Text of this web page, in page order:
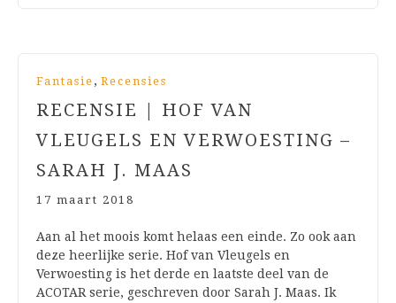
Fantasie , Recensies
RECENSIE | HOF VAN
VLEUGELS EN VERWOESTING –
SARAH J. MAAS
17 maart 2018
Aan al het moois komt helaas een einde. Zo ook aan
deze heerlijke serie. Hof van Vleugels en
Verwoesting is het derde en laatste deel van de
ACOTAR serie, geschreven door Sarah J. Maas. Ik